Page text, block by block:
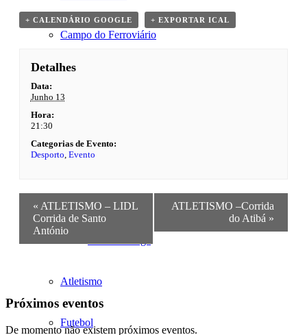
Campo do Ferroviário
Desporto
Fitness
Atletismo
Futebol
+ CALENDÁRIO GOOGLE + EXPORTAR ICAL
Detalhes
Data:
Junho 13
Hora:
21:30
Categorias de Evento:
Desporto, Evento
Event
Navigation
« ATLETISMO – LIDL
Corrida de Santo
António
ATLETISMO –Corrida
do Atibá »
Próximos eventos
De momento não existem próximos eventos.